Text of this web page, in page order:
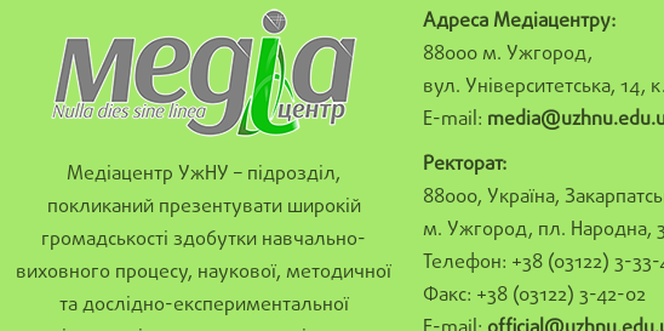
Медіацентр УжНУ – підрозділ,
покликаний презентувати широкій
громадськості здобутки навчально-
виховного процесу, наукової, методичної
та дослідно-експериментальної
Адреса Медіацентру:
88000 м. Ужгород,
вул. Університетська, 14,
E-mail:
Ректорат:
88000, Україна,
м. Ужгород, пл. Народна, 3
Телефон: +38 (03122) 3-33-
Факс: +38 (03122) 3-42-02